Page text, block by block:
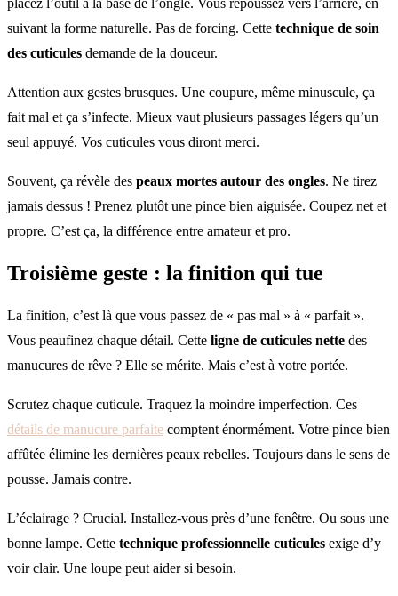
placez l’outil à la base de l’ongle. Vous repoussez vers l’arrière, en
suivant la forme naturelle. Pas de forcing. Cette technique de soin
des cuticules demande de la douceur.
Attention aux gestes brusques. Une coupure, même minuscule, ça
fait mal et ça s’infecte. Mieux vaut plusieurs passages légers qu’un
seul appuyé. Vos cuticules vous diront merci.
Souvent, ça révèle des peaux mortes autour des ongles. Ne tirez
jamais dessus ! Prenez plutôt une pince bien aiguisée. Coupez net et
propre. C’est ça, la différence entre amateur et pro.
Troisième geste : la finition qui tue
La finition, c’est là que vous passez de « pas mal » à « parfait ».
Vous peaufinez chaque détail. Cette ligne de cuticules nette des
manucures de rêve ? Elle se mérite. Mais c’est à votre portée.
Scrutez chaque cuticule. Traquez la moindre imperfection. Ces
détails de manucure parfaite comptent énormément. Votre pince bien
affûtée élimine les dernières peaux rebelles. Toujours dans le sens de
pousse. Jamais contre.
L’éclairage ? Crucial. Installez-vous près d’une fenêtre. Ou sous une
bonne lampe. Cette technique professionnelle cuticules exige d’y
voir clair. Une loupe peut aider si besoin.